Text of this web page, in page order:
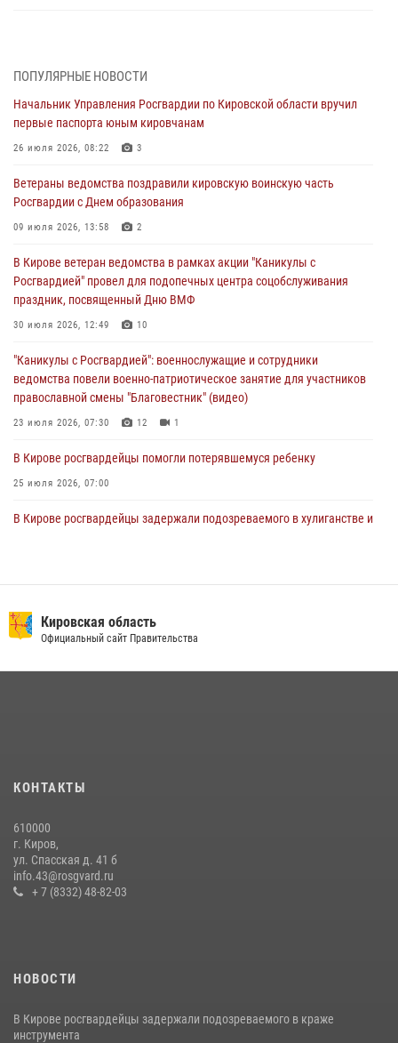
04 августа 2026, 09:30
В Кирове росгвардейцы задержали подозреваемого в грабеже
03 августа 2026, 09:01
митинге в честь Дня воздушно-десантных войск
03 августа 2026, 08:45
магазина
02 августа 2026, 07:00
1 августа – День дежурной службы войск национальной гвардии
01 августа 2026, 09:39
ПОПУЛЯРНЫЕ НОВОСТИ
Начальник Управления Росгвардии по Кировской области вручил
первые паспорта юным кировчанам
26 июля 2026, 08:22 3
Ветераны ведомства поздравили кировскую воинскую часть
Росгвардии с Днем образования
09 июля 2026, 13:58 2
В Кирове ветеран ведомства в рамках акции "Каникулы с
Росгвардией" провел для подопечных центра соцобслуживания
праздник, посвященный Дню ВМФ
30 июля 2026, 12:49 10
"Каникулы с Росгвардией": военнослужащие и сотрудники
ведомства повели военно-патриотическое занятие для участников
православной смены "Благовестник" (видео)
23 июля 2026, 07:30 12 1
В Кирове росгвардейцы помогли потерявшемуся ребенку
25 июля 2026, 07:00
В Кирове росгвардейцы задержали подозреваемого в хулиганстве и
вневедомственную охрану и поступления в ведомственные вузы
22 июля 2026, 14:51 1 2
В Слободском росгвардейцы задержали подозреваемых в
В День семьи, любви и верности в Омутнинском отделе
вневедомственной охраны Росгвардии поздравили будущих
молодоженов
08 июля 2026, 06:46
Кировская область
Официальный сайт Правительства
КОНТАКТЫ
610000
г. Киров,
ул. Спасская д. 41 б
info.43@rosgvard.ru
+ 7 (8332) 48-82-03
НОВОСТИ
В Кирове росгвардейцы задержали подозреваемого в краже
инструмента